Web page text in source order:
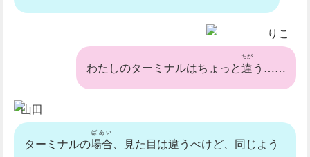
りこ
わたしのターミナルはちょっと違
ちが
う……
山田
ターミナルの場合
ばあい
、見た目は違うべけど、同じよう